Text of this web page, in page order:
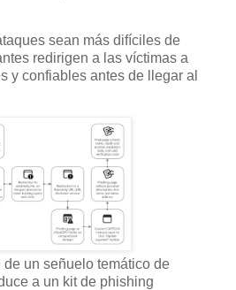
sean más difíciles de
redirigen a las víctimas a
y confiables antes de llegar al
un señuelo temático de
a un kit de phishing